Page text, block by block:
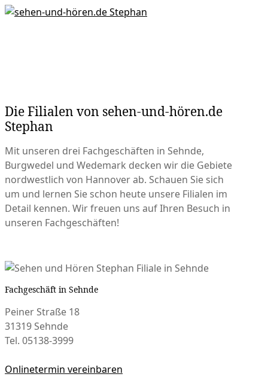
Die Filialen von sehen-und-hören.de
Stephan
Mit unseren drei Fachgeschäften in Sehnde,
Burgwedel und Wedemark decken wir die Gebiete
nordwestlich von Hannover ab. Schauen Sie sich
um und lernen Sie schon heute unsere Filialen im
Detail kennen. Wir freuen uns auf Ihren Besuch in
unseren Fachgeschäften!
Fachgeschäft in Sehnde
Peiner Straße 18
31319 Sehnde
Tel. 05138-3999
Onlinetermin vereinbaren